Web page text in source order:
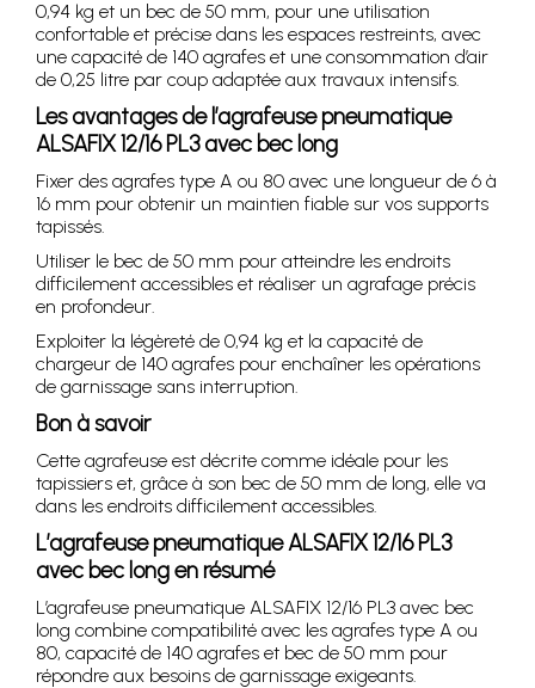
0,94 kg et un bec de 50 mm, pour une utilisation
confortable et précise dans les espaces restreints, avec
une capacité de 140 agrafes et une consommation d’air
de 0,25 litre par coup adaptée aux travaux intensifs.
Les avantages de l’agrafeuse pneumatique
ALSAFIX 12/16 PL3 avec bec long
Fixer des agrafes type A ou 80 avec une longueur de 6 à
16 mm pour obtenir un maintien fiable sur vos supports
tapissés.
Utiliser le bec de 50 mm pour atteindre les endroits
difficilement accessibles et réaliser un agrafage précis
en profondeur.
Exploiter la légèreté de 0,94 kg et la capacité de
chargeur de 140 agrafes pour enchaîner les opérations
de garnissage sans interruption.
Bon à savoir
Cette agrafeuse est décrite comme idéale pour les
tapissiers et, grâce à son bec de 50 mm de long, elle va
dans les endroits difficilement accessibles.
L’agrafeuse pneumatique ALSAFIX 12/16 PL3
avec bec long en résumé
L’agrafeuse pneumatique ALSAFIX 12/16 PL3 avec bec
long combine compatibilité avec les agrafes type A ou
80, capacité de 140 agrafes et bec de 50 mm pour
répondre aux besoins de garnissage exigeants.